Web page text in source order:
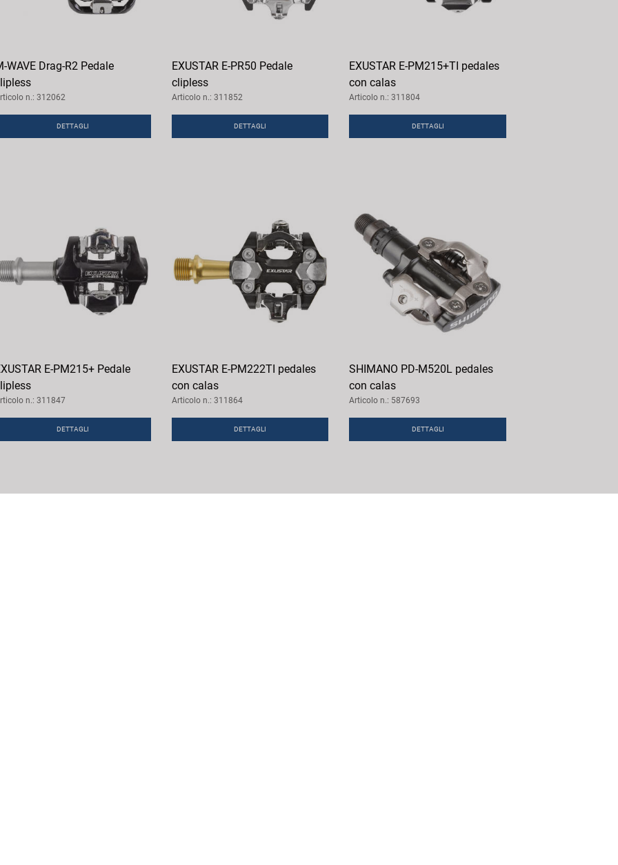
WAVE Drag-R2 Pedale
n.: 312062
DETTAGLI
EXUSTAR E-PR50 Pedale
clipless
Articolo n.: 311852
DETTAGLI
EXUSTAR E-PM215+TI pedales
con calas
Articolo n.: 311804
DETTAGLI
E-PM215+ Pedale
n.: 311847
DETTAGLI
EXUSTAR E-PM222TI pedales
con calas
Articolo n.: 311864
DETTAGLI
SHIMANO PD-M520L pedales
con calas
Articolo n.: 587693
DETTAGLI